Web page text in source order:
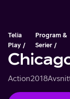
Telia
Play
Program &
Serier
Action2018